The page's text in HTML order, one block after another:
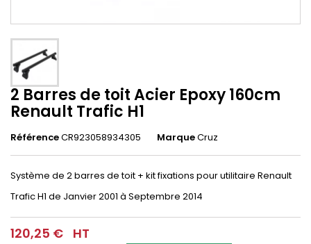
2 Barres de toit Acier Epoxy 160cm
Renault Trafic H1
RéférenceCR923058934305 MarqueCruz
Système de 2 barres de toit + kit fixations pour utilitaire Renault
Trafic H1 de Janvier 2001 à Septembre 2014
120,25 € HT